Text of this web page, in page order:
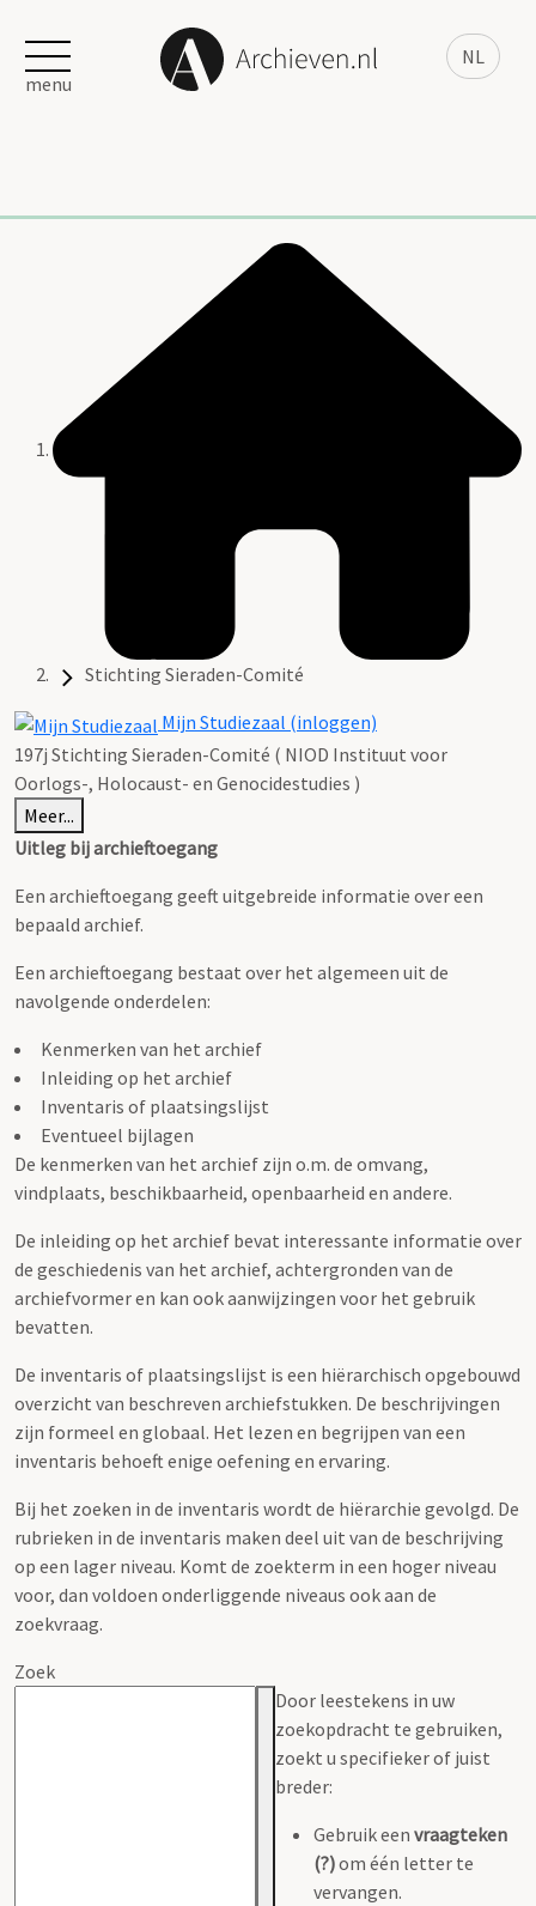
NL
menu
Stichting Sieraden-Comité
Mijn Studiezaal (inloggen)
197j Stichting Sieraden-Comité ( NIOD Instituut voor
Oorlogs-, Holocaust- en Genocidestudies )
Meer...
Uitleg bij archieftoegang
Een archieftoegang geeft uitgebreide informatie over een
bepaald archief.
Een archieftoegang bestaat over het algemeen uit de
navolgende onderdelen:
Kenmerken van het archief
Inleiding op het archief
Inventaris of plaatsingslijst
Eventueel bijlagen
De kenmerken van het archief zijn o.m. de omvang,
vindplaats, beschikbaarheid, openbaarheid en andere.
De inleiding op het archief bevat interessante informatie over
de geschiedenis van het archief, achtergronden van de
archiefvormer en kan ook aanwijzingen voor het gebruik
bevatten.
De inventaris of plaatsingslijst is een hiërarchisch opgebouwd
overzicht van beschreven archiefstukken. De beschrijvingen
zijn formeel en globaal. Het lezen en begrijpen van een
inventaris behoeft enige oefening en ervaring.
Bij het zoeken in de inventaris wordt de hiërarchie gevolgd. De
rubrieken in de inventaris maken deel uit van de beschrijving
op een lager niveau. Komt de zoekterm in een hoger niveau
voor, dan voldoen onderliggende niveaus ook aan de
zoekvraag.
Zoek
Door leestekens in uw
zoekopdracht te gebruiken,
zoekt u specifieker of juist
breder:
Gebruik een vraagteken
(?)om één letter te
vervangen.